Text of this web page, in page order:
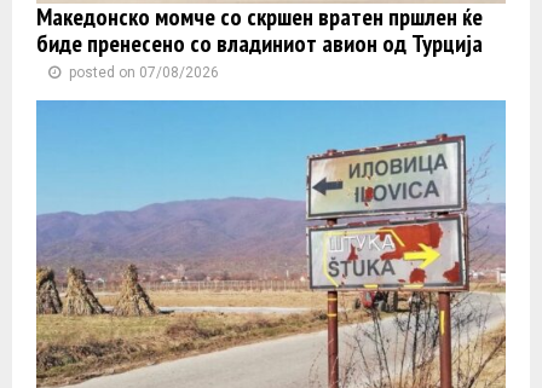
Македонско момче со скршен вратен пршлен ќе
биде пренесено со владиниот авион од Турција
posted on 07/08/2026